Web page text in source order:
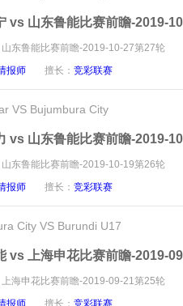
vs 山东鲁能比赛前瞻-2019-
东鲁能比赛前瞻-2019-10-27第27轮
报师 擅长： 竞彩联赛
VS Bujumbura City
vs 山东鲁能比赛前瞻-2019-
东鲁能比赛前瞻-2019-10-19第26轮
报师 擅长： 竞彩联赛
City VS Burundi U17
vs 上海申花比赛前瞻-2019-
海申花比赛前瞻-2019-09-21第25轮
报师 擅长： 竞彩联赛